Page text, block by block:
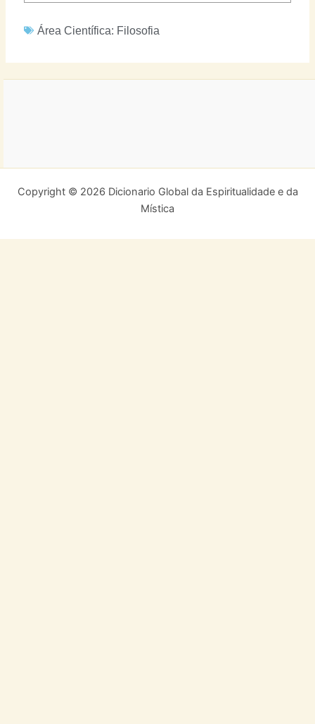
Área Científica: Filosofia
Copyright © 2026 Dicionario Global da Espiritualidade e da
Mística